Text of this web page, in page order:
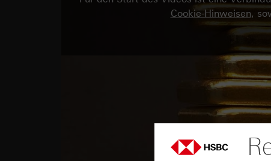
Cookie-Hinweisen,